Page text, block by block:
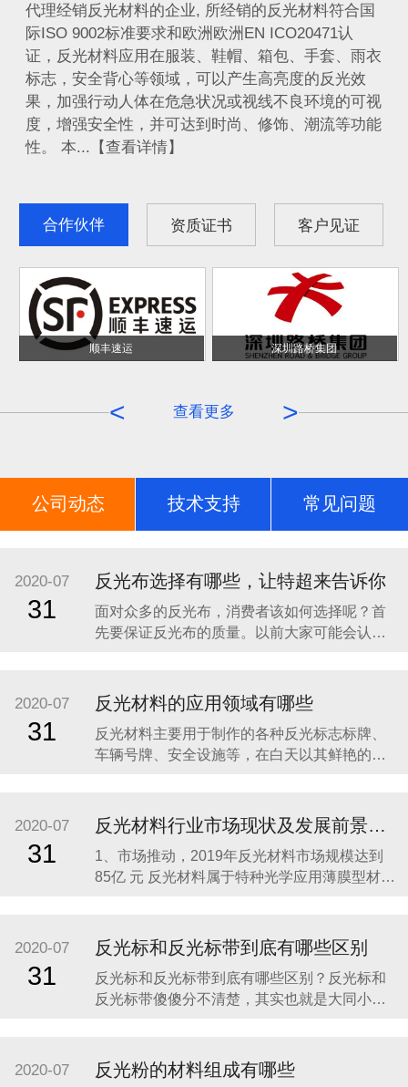
代理经销反光材料的企业, 所经销的反光材料符合国
际ISO 9002标准要求和欧洲欧洲EN ICO20471认
证，反光材料应用在服装、鞋帽、箱包、手套、雨衣
标志，安全背心等领域，可以产生高亮度的反光效
果，加强行动人体在危急状况或视线不良环境的可视
度，增强安全性，并可达到时尚、修饰、潮流等功能
性。 本...【查看详情】
合作伙伴 资质证书 客户见证
顺丰速运 深圳路桥集团
>
查看更多
<
公司动态 技术支持 常见问题
2020-07
31
反光布选择有哪些，让特超来告诉你
面对众多的反光布，消费者该如何选择呢？首
先要保证反光布的质量。以前大家可能会认为
正规厂家生产的，这样就能够保证反光布的质
量以及光学膜在使用过程中的安全性。 其次要
选择反光布的反光时间比较久的。反光布应用
在不同的行业中，
2020-07
31
反光材料的应用领域有哪些
反光材料主要用于制作的各种反光标志标牌、
车辆号牌、安全设施等，在白天以其鲜艳的色
的识别能力，看清目标，引起警觉，从而避免
事故发生，减少人员伤亡，降低经济损失，成
为道路交通不可缺少的安全卫士，有着明显的
的社会效益。使用范
2020-07
31
反光材料行业市场现状及发展前景分析
1、市场推动，2019年反光材料市场规模达到
85亿 元 反光材料属于特种光学应用薄膜型材
两类。 由于我国近些年的经济飞速发展，我国
的公路建设、汽车产业、城镇化建设、广告产
业等一直处在一种高速发展的状态，所以对于
反光材料产
2020-07
31
反光标和反光标带到底有哪些区别
反光标和反光标带到底有哪些区别？反光标和
反光标带傻傻分不清楚，其实也就是大同小
的色彩起到明显的警示作用，在夜间或光线不
足的情况下，其明亮的反光效果可以有效地增
2020-07 反光粉的材料组成有哪些